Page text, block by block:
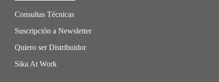
Consultas Técnicas
Suscripción a Newsletter
Quiero ser Distribuidor
Sika At Work